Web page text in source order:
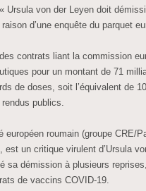
Ursula von der Leyen doit
d’une enquête du parquet
contrats liant la commission
pour un montant de 71
de doses, soit l’équivalent de
publics.
européen roumain (groupe CRE/
est un critique virulent d’Ursula
sa démission à plusieurs
de vaccins COVID-19.